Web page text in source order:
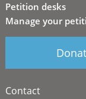
Petition desks
Manage your
Contact